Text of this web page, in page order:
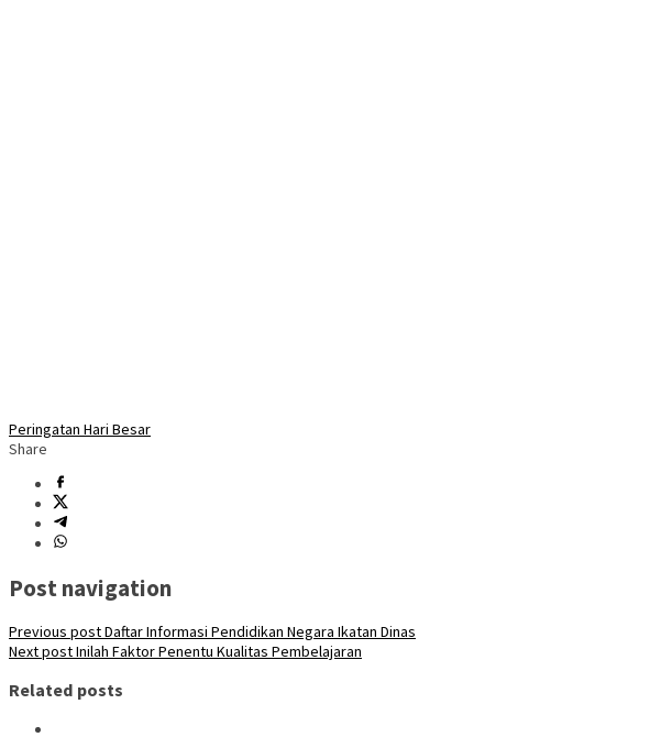
Peringatan Hari Besar
Share
Post navigation
Previous postDaftar Informasi Pendidikan Negara Ikatan Dinas
Next postInilah Faktor Penentu Kualitas Pembelajaran
Related posts